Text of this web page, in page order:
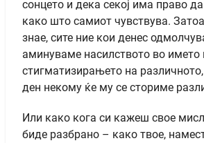
сонцето и дека секој има право
како што самиот чувствува.
знае, сите ние кои денес
аминуваме насилството во името
стигматизирањето на
ден некому ќе му се сториме
Или како кога си кажеш свое
биде разбрано – како твое,